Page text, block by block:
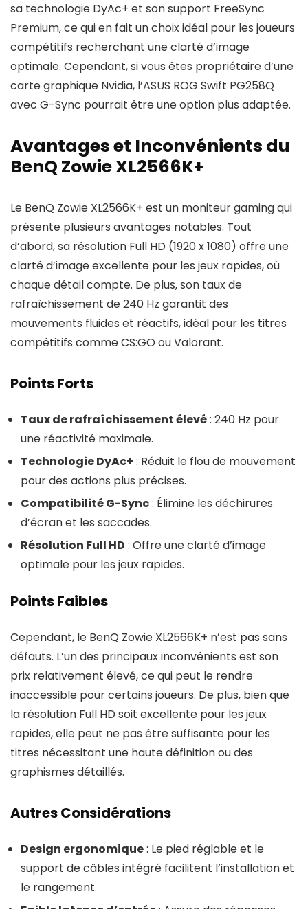
sa technologie DyAc+ et son support FreeSync
Premium, ce qui en fait un choix idéal pour les joueurs
compétitifs recherchant une clarté d’image
optimale. Cependant, si vous êtes propriétaire d’une
carte graphique Nvidia, l’ASUS ROG Swift PG258Q
avec G-Sync pourrait être une option plus adaptée.
Avantages et Inconvénients du
BenQ Zowie XL2566K+
Le BenQ Zowie XL2566K+ est un moniteur gaming qui
présente plusieurs avantages notables. Tout
d’abord, sa résolution Full HD (1920 x 1080) offre une
clarté d’image excellente pour les jeux rapides, où
chaque détail compte. De plus, son taux de
rafraîchissement de 240 Hz garantit des
mouvements fluides et réactifs, idéal pour les titres
compétitifs comme CS:GO ou Valorant.
Points Forts
Taux de rafraîchissement élevé: 240 Hz pour
une réactivité maximale.
Technologie DyAc+ : Réduit le flou de mouvement
pour des actions plus précises.
Compatibilité G-Sync: Élimine les déchirures
d’écran et les saccades.
Résolution Full HD : Offre une clarté d’image
optimale pour les jeux rapides.
Points Faibles
Cependant, le BenQ Zowie XL2566K+ n’est pas sans
défauts. L’un des principaux inconvénients est son
prix relativement élevé, ce qui peut le rendre
inaccessible pour certains joueurs. De plus, bien que
la résolution Full HD soit excellente pour les jeux
rapides, elle peut ne pas être suffisante pour les
titres nécessitant une haute définition ou des
graphismes détaillés.
Autres Considérations
Design ergonomique: Le pied réglable et le
support de câbles intégré facilitent l’installation et
le rangement.